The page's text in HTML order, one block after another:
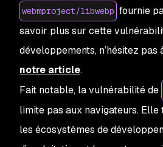
webmproject/libwebp fournie
savoir plus sur cette
développements, n’hésitez pas
notre article.
Fait notable, la vulnérabilité de
limite pas aux navigateurs.
les écosystèmes de